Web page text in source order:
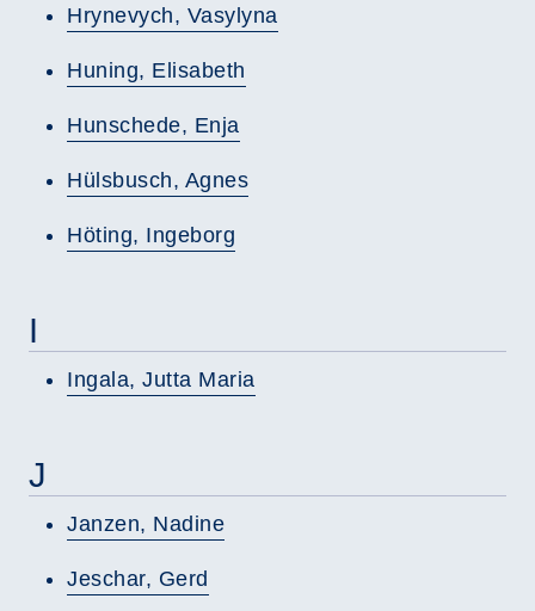
Hrynevych, Vasylyna
Huning, Elisabeth
Hunschede, Enja
Hülsbusch, Agnes
Höting, Ingeborg
I
Ingala, Jutta Maria
J
Janzen, Nadine
Jeschar, Gerd